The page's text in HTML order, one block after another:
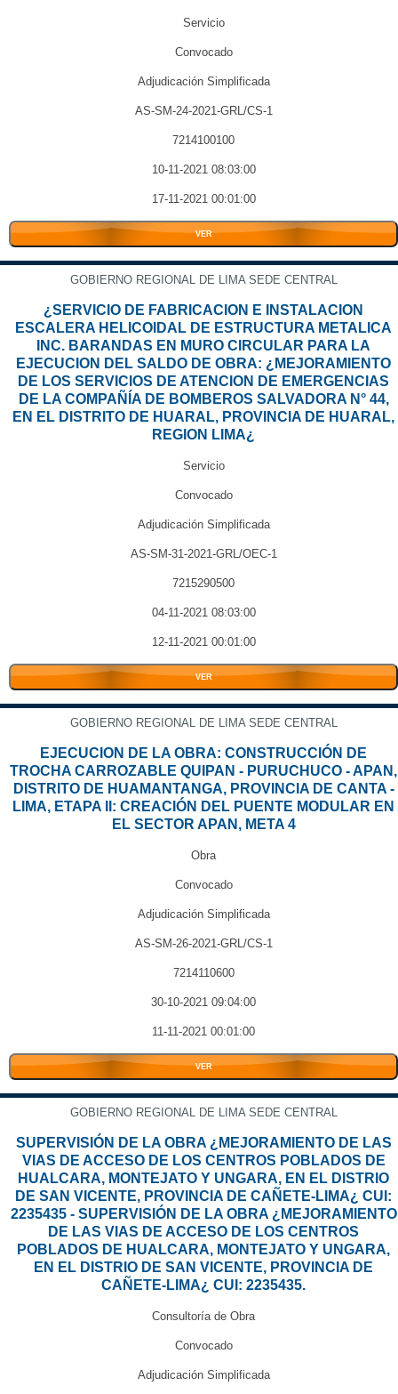
Servicio
Convocado
Adjudicación Simplificada
AS-SM-24-2021-GRL/CS-1
7214100100
10-11-2021 08:03:00
17-11-2021 00:01:00
VER
GOBIERNO REGIONAL DE LIMA SEDE CENTRAL
¿SERVICIO DE FABRICACION E INSTALACION
ESCALERA HELICOIDAL DE ESTRUCTURA METALICA
INC. BARANDAS EN MURO CIRCULAR PARA LA
EJECUCION DEL SALDO DE OBRA: ¿MEJORAMIENTO
DE LOS SERVICIOS DE ATENCION DE EMERGENCIAS
DE LA COMPAÑÍA DE BOMBEROS SALVADORA N° 44,
EN EL DISTRITO DE HUARAL, PROVINCIA DE HUARAL,
REGION LIMA¿
Servicio
Convocado
Adjudicación Simplificada
AS-SM-31-2021-GRL/OEC-1
7215290500
04-11-2021 08:03:00
12-11-2021 00:01:00
VER
GOBIERNO REGIONAL DE LIMA SEDE CENTRAL
EJECUCION DE LA OBRA: CONSTRUCCIÓN DE
TROCHA CARROZABLE QUIPAN - PURUCHUCO - APAN,
DISTRITO DE HUAMANTANGA, PROVINCIA DE CANTA -
LIMA, ETAPA II: CREACIÓN DEL PUENTE MODULAR EN
EL SECTOR APAN, META 4
Obra
Convocado
Adjudicación Simplificada
AS-SM-26-2021-GRL/CS-1
7214110600
30-10-2021 09:04:00
11-11-2021 00:01:00
VER
GOBIERNO REGIONAL DE LIMA SEDE CENTRAL
SUPERVISIÓN DE LA OBRA ¿MEJORAMIENTO DE LAS
VIAS DE ACCESO DE LOS CENTROS POBLADOS DE
HUALCARA, MONTEJATO Y UNGARA, EN EL DISTRIO
DE SAN VICENTE, PROVINCIA DE CAÑETE-LIMA¿ CUI:
2235435 - SUPERVISIÓN DE LA OBRA ¿MEJORAMIENTO
DE LAS VIAS DE ACCESO DE LOS CENTROS
POBLADOS DE HUALCARA, MONTEJATO Y UNGARA,
EN EL DISTRIO DE SAN VICENTE, PROVINCIA DE
CAÑETE-LIMA¿ CUI: 2235435.
Consultoría de Obra
Convocado
Adjudicación Simplificada